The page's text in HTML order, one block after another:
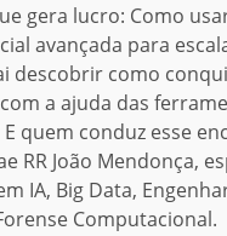
gera lucro: Como
avançada para
descobrir como
a ajuda das
quem conduz esse
RR João Mendonça,
IA, Big Data,
Computacional.